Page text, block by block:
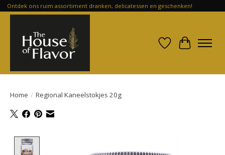
Ontdek ons ruim assortiment dranken, delicatessen en geschenken!
Verlanglijst
Home / Regional Kaneelstokjes 20g